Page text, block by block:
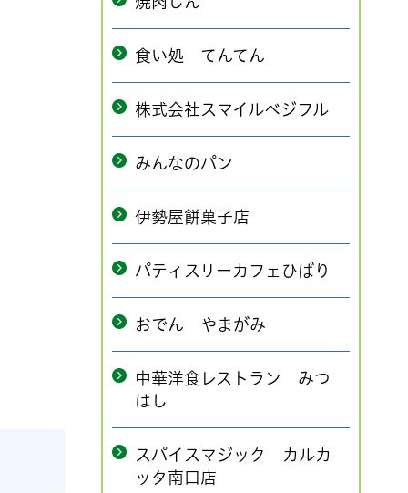
食い処 てんてん
株式会社スマイルベジフル
みんなのパン
伊勢屋餅菓子店
パティスリーカフェひばり
おでん やまがみ
中華洋食レストラン みつ
はし
スパイスマジック カルカ
ッタ南口店